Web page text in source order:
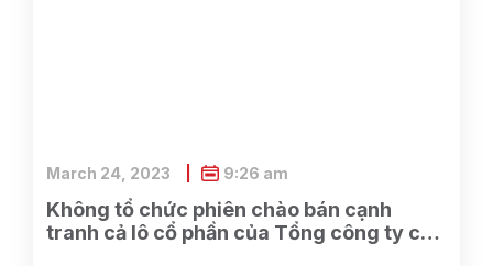
Không tổ chức phiên chào bán cạnh
tranh cả lô cổ phần của Tổng công ty cổ
March 24, 2023 9:26 am